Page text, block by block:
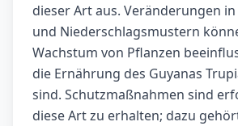
dieser Art aus. Veränderungen
und Niederschlagsmustern
Wachstum von Pflanzen
die Ernährung des Guyanas
sind. Schutzmaßnahmen sind
diese Art zu erhalten; dazu